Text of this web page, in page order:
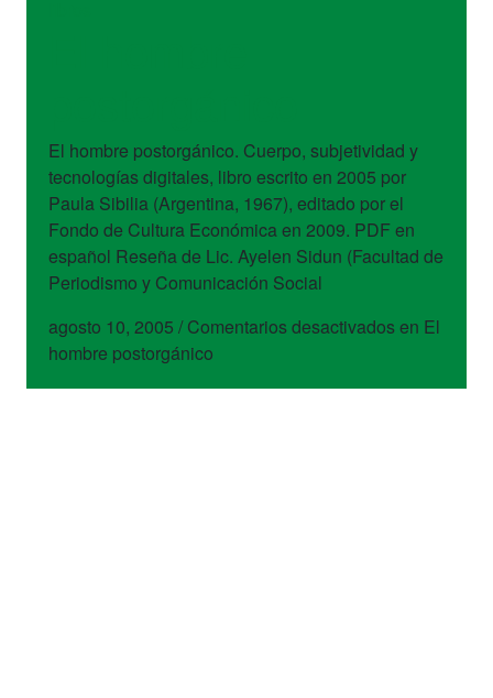
El hombre postorgánico. Cuerpo, subjetividad y
tecnologías digitales, libro escrito en 2005 por
Paula Sibilia (Argentina, 1967), editado por el
Fondo de Cultura Económica en 2009. PDF en
español Reseña de Lic. Ayelen Sidun (Facultad de
Periodismo y Comunicación Social
agosto 10, 2005 / Comentarios desactivadosen El
hombre postorgánico